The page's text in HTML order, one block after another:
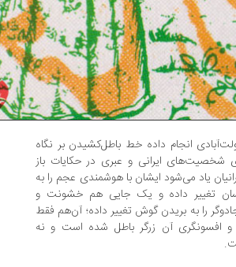
انجام داده‌ خط باطل‌کشیدن بر نگاه
ایرانی و عبری در حکایات باز
می‌شود ایشان با هوشمندی عجم را به
داده و یک جایی هم خشونت و
به بریدن گوش تغییر داده؛ آن‌هم فقط
آن زرگر باطل شده ‌است و نه